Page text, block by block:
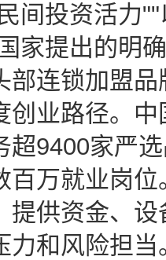
间投资活力
家提出的明
部连锁加盟
创业路径。
超9400家严
百万就业岗
提供资金、
力和风险担